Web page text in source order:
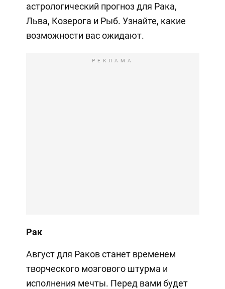
астрологический прогноз для Рака,
Льва, Козерога и Рыб. Узнайте, какие
возможности вас ожидают.
РЕКЛАМА
Рак
Август для Раков станет временем
творческого мозгового штурма и
исполнения мечты. Перед вами будет